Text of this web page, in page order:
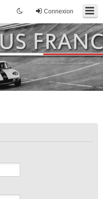
Connexion